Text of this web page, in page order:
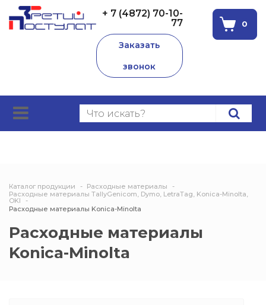
+ 7 (4872) 70-10-
77
Заказать
звонок
0
Каталог продукции
Расходные материалы
Расходные материалы TallyGenicom, Dymo, LetraTag, Konica-Minolta,
OKI
Расходные материалы Konica-Minolta
Расходные материалы
Konica-Minolta